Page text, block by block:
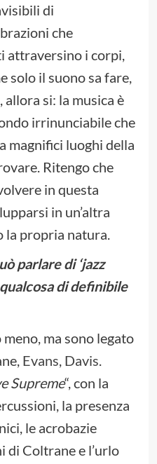
di
che
attraversino i corpi,
solo il suono sa fare,
si: la musica è
irrinunciabile che
magnifici luoghi della
Ritengo che
in questa
in un’altra
la propria natura.
parlare di ‘jazz
di definibile
ma sono legato
Evans, Davis.
Supreme“, con la
la presenza
le acrobazie
di Coltrane e l’urlo